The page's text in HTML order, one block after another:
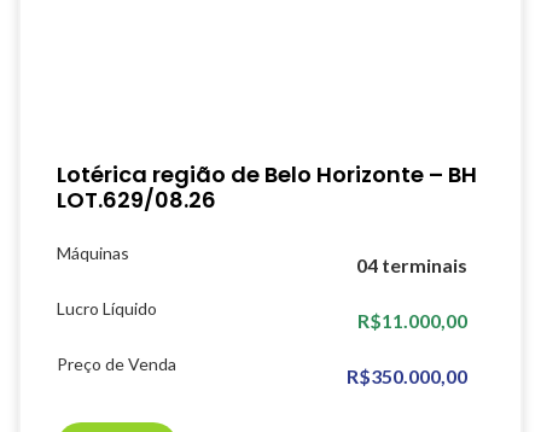
Lotérica região de Belo Horizonte – BH
LOT.629/08.26
Máquinas
04 terminais
Lucro Líquido
R$11.000,00
Preço de Venda
R$350.000,00